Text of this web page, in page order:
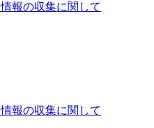
報の収集に関して
報の収集に関して